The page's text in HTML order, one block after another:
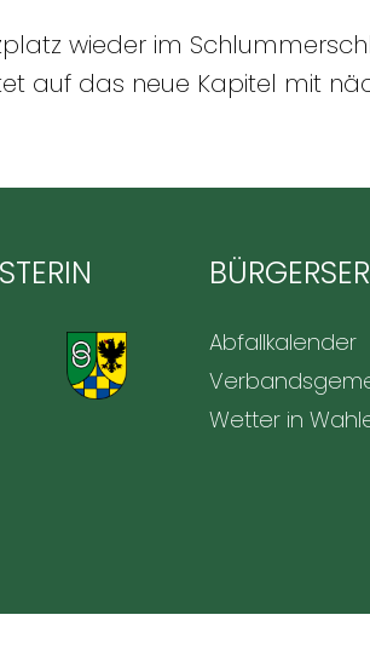
wieder im
auf das neue Kapitel mit
Navigation
überspringen
Abfallkalender
Wetter in